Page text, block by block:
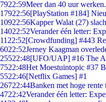
7922:59Meer dan 40 uur werken.
17922:56[PlayStation #184]
10922:56Kapper Walat (27)
14022:52Verander één letter:
11 22:52[Crowdfunding] #443
6022:52Jerney Kaagman
25522:48[UFO/UAP] #16 The
7522:48Het Moestuintopic #37
5522:46[Netflix Games] #1
26722:44Banken met hoge
4722:42Verander één letter: